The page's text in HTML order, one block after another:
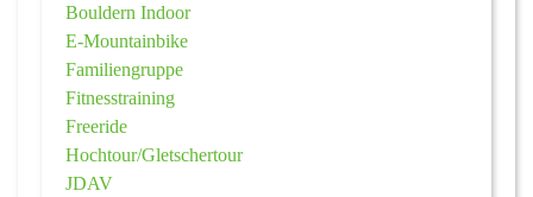
Bouldern Indoor
E-Mountainbike
Familiengruppe
Fitnesstraining
Freeride
Hochtour/Gletschertour
JDAV